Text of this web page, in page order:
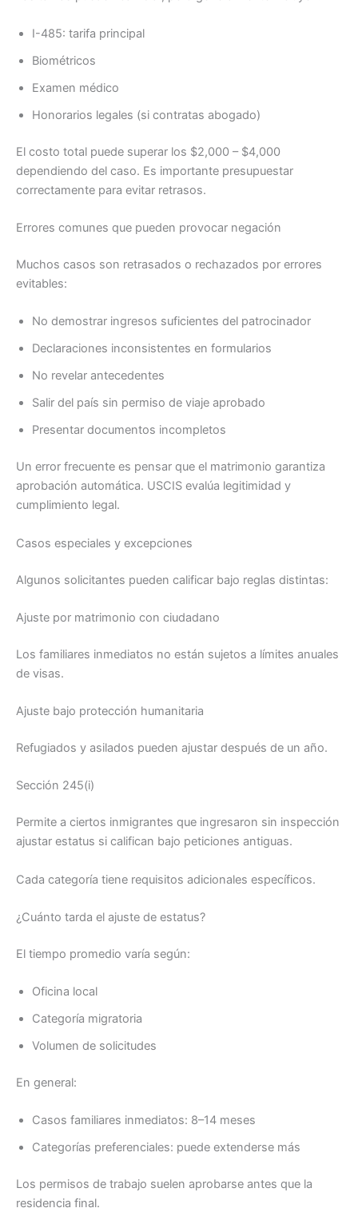
I-485: tarifa principal
Biométricos
Examen médico
Honorarios legales (si contratas abogado)
El costo total puede superar los $2,000 – $4,000
dependiendo del caso. Es importante presupuestar
correctamente para evitar retrasos.
Errores comunes que pueden provocar negación
Muchos casos son retrasados o rechazados por errores
evitables:
No demostrar ingresos suficientes del patrocinador
Declaraciones inconsistentes en formularios
No revelar antecedentes
Salir del país sin permiso de viaje aprobado
Presentar documentos incompletos
Un error frecuente es pensar que el matrimonio garantiza
aprobación automática. USCIS evalúa legitimidad y
cumplimiento legal.
Casos especiales y excepciones
Algunos solicitantes pueden calificar bajo reglas distintas:
Ajuste por matrimonio con ciudadano
Los familiares inmediatos no están sujetos a límites anuales
de visas.
Ajuste bajo protección humanitaria
Refugiados y asilados pueden ajustar después de un año.
Sección 245(i)
Permite a ciertos inmigrantes que ingresaron sin inspección
ajustar estatus si califican bajo peticiones antiguas.
Cada categoría tiene requisitos adicionales específicos.
¿Cuánto tarda el ajuste de estatus?
El tiempo promedio varía según:
Oficina local
Categoría migratoria
Volumen de solicitudes
En general:
Casos familiares inmediatos: 8–14 meses
Categorías preferenciales: puede extenderse más
Los permisos de trabajo suelen aprobarse antes que la
residencia final.